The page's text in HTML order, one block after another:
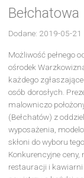
Bełchatowa
Dodane: 2019-05-21
Możliwość pełnego
ośrodek
każdego
osób dorosłych.
malowniczo
(Bełchatów) z
wyposażenia,
skłoni do wyboru
Konkurencyjne
restauracji i